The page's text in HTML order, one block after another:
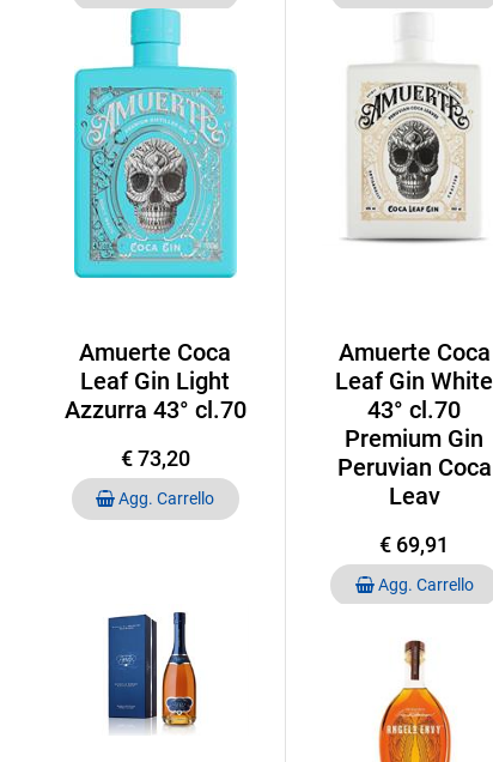
Amuerte Coca
Leaf Gin Light
Azzurra 43° cl.70
€ 73,20
Quantità
Agg. Carrello
Amuerte Coca
Leaf Gin White
43° cl.70
Premium Gin
Peruvian Coca
Leav
€ 69,91
Quantità
Agg. Carrello